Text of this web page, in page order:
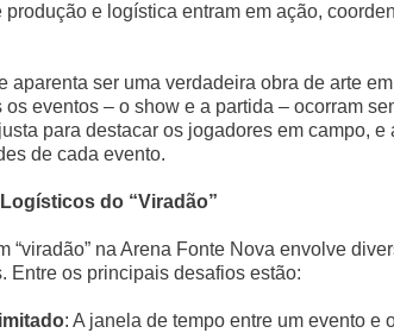
produção e logística entram em ação,
aparenta ser uma verdadeira obra de arte
os eventos – o show e a partida – ocorram
para destacar os jogadores em campo,
de cada evento.
do “Viradão”
“viradão” na Arena Fonte Nova envolve
Entre os principais desafios estão:
: A janela de tempo entre um evento